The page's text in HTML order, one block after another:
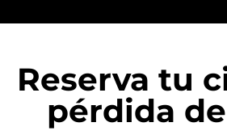
Reserva tu
pérdida